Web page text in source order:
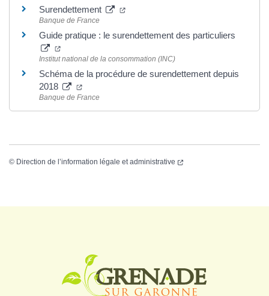
Surendettement
Banque de France
Guide pratique : le surendettement des particuliers
Institut national de la consommation (INC)
Schéma de la procédure de surendettement depuis
2018
Banque de France
© Direction de l’information légale et administrative